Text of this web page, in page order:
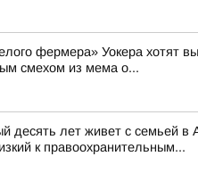
фермера» Уокера хотят
смехом из мема о...
десять лет живет с семьей
к правоохранительным...